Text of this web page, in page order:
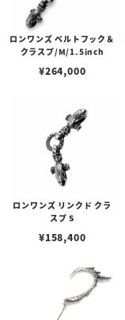
ロンワンズ ベルトフック＆
クラスプ/M/1.5inch
¥264,000
ロンワンズ リンクド クラ
スプ S
¥158,400